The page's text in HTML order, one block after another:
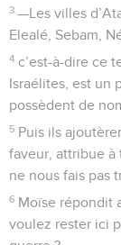
3 —Les villes
Elealé, Sebam,
4 c’est-à-dire ce
Israélites, est un
possèdent de
5 Puis ils
faveur, attribue à
ne nous fais pas
6 Moïse répondit
voulez rester ici